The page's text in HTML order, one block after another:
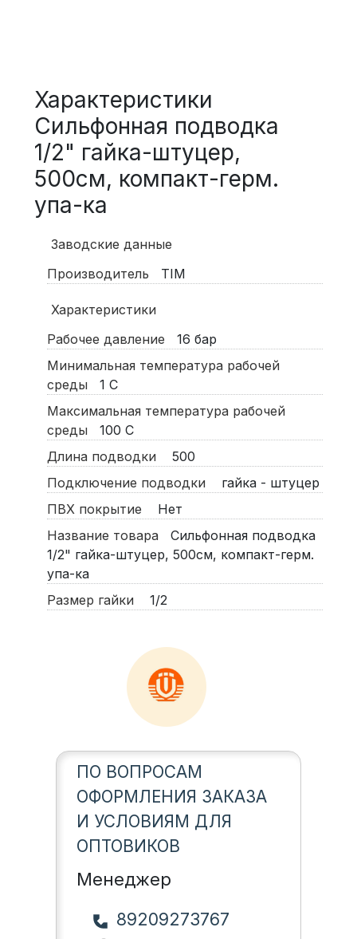
Характеристики
Сильфонная подводка
1/2" гайка-штуцер,
500см, компакт-герм.
упа-ка
Заводские данные
Производитель
TIM
Характеристики
Рабочее давление
16 бар
Минимальная температура рабочей
среды
1 С
Максимальная температура рабочей
среды
100 С
Длина подводки
500
Подключение подводки
гайка - штуцер
ПВХ покрытие
Нет
Название товара
Сильфонная подводка
1/2" гайка-штуцер, 500см, компакт-герм.
упа-ка
Размер гайки
1/2
ПО ВОПРОСАМ
ОФОРМЛЕНИЯ ЗАКАЗА
И УСЛОВИЯМ ДЛЯ
ОПТОВИКОВ
Менеджер
89209273767